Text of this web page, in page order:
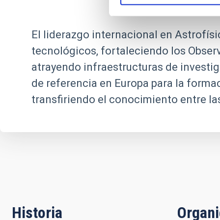
El liderazgo internacional en
tecnológicos, fortaleciendo los
atrayendo infraestructuras de
de referencia en Europa para la
transfiriendo el conocimiento entre
Historia